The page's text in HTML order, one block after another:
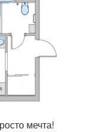
мечта!